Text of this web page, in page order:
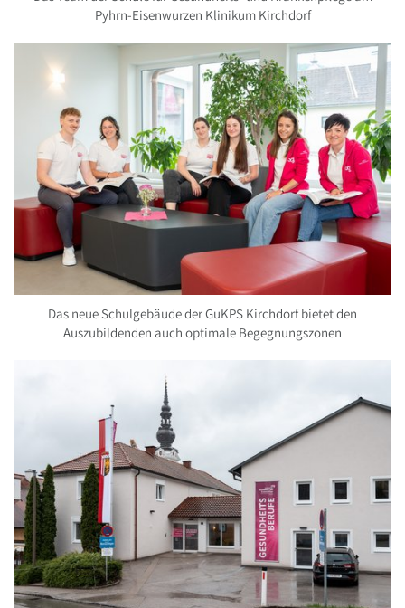
Pyhrn-Eisenwurzen Klinikum Kirchdorf
Das neue Schulgebäude der GuKPS Kirchdorf bietet den
Auszubildenden auch optimale Begegnungszonen